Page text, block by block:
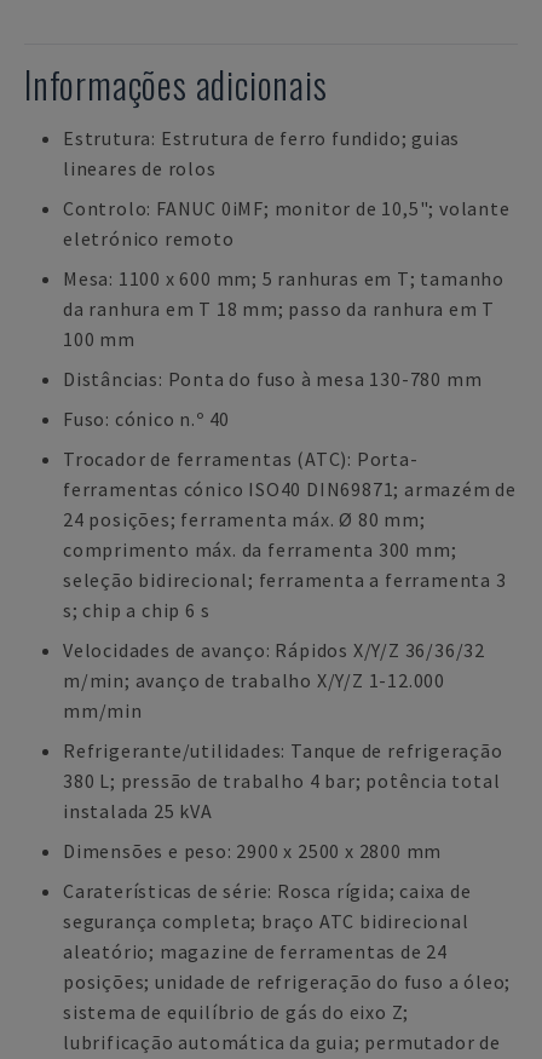
Informações adicionais
Estrutura: Estrutura de ferro fundido; guias
lineares de rolos
Controlo: FANUC 0iMF; monitor de 10,5"; volante
eletrónico remoto
Mesa: 1100 x 600 mm; 5 ranhuras em T; tamanho
da ranhura em T 18 mm; passo da ranhura em T
100 mm
Distâncias: Ponta do fuso à mesa 130-780 mm
Fuso: cónico n.º 40
Trocador de ferramentas (ATC): Porta-
ferramentas cónico ISO40 DIN69871; armazém de
24 posições; ferramenta máx. Ø 80 mm;
comprimento máx. da ferramenta 300 mm;
seleção bidirecional; ferramenta a ferramenta 3
s; chip a chip 6 s
Velocidades de avanço: Rápidos X/Y/Z 36/36/32
m/min; avanço de trabalho X/Y/Z 1-12.000
mm/min
Refrigerante/utilidades: Tanque de refrigeração
380 L; pressão de trabalho 4 bar; potência total
instalada 25 kVA
Dimensões e peso: 2900 x 2500 x 2800 mm
Caraterísticas de série: Rosca rígida; caixa de
segurança completa; braço ATC bidirecional
aleatório; magazine de ferramentas de 24
posições; unidade de refrigeração do fuso a óleo;
sistema de equilíbrio de gás do eixo Z;
lubrificação automática da guia; permutador de